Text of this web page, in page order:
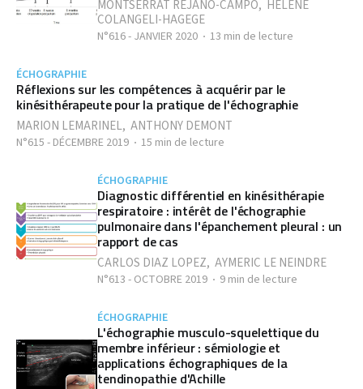
MONTSERRAT REJANO-CAMPO, HÉLÈNE
COLANGELI-HAGEGE
N°616 - JANVIER 2020 13 min de lecture
ÉCHOGRAPHIE
Réflexions sur les compétences à acquérir par le
kinésithérapeute pour la pratique de l'échographie
MARION LEMARINEL, ANTHONY DEMONT
N°615 - DÉCEMBRE 2019 15 min de lecture
ÉCHOGRAPHIE
Diagnostic différentiel en kinésithérapie
respiratoire : intérêt de l'échographie
pulmonaire dans l'épanchement pleural : un
rapport de cas
CARLOS DIAZ LOPEZ, AYMERIC LE NEINDRE
N°613 - OCTOBRE 2019 9 min de lecture
ÉCHOGRAPHIE
L'échographie musculo-squelettique du
membre inférieur : sémiologie et
applications échographiques de la
tendinopathie d'Achille